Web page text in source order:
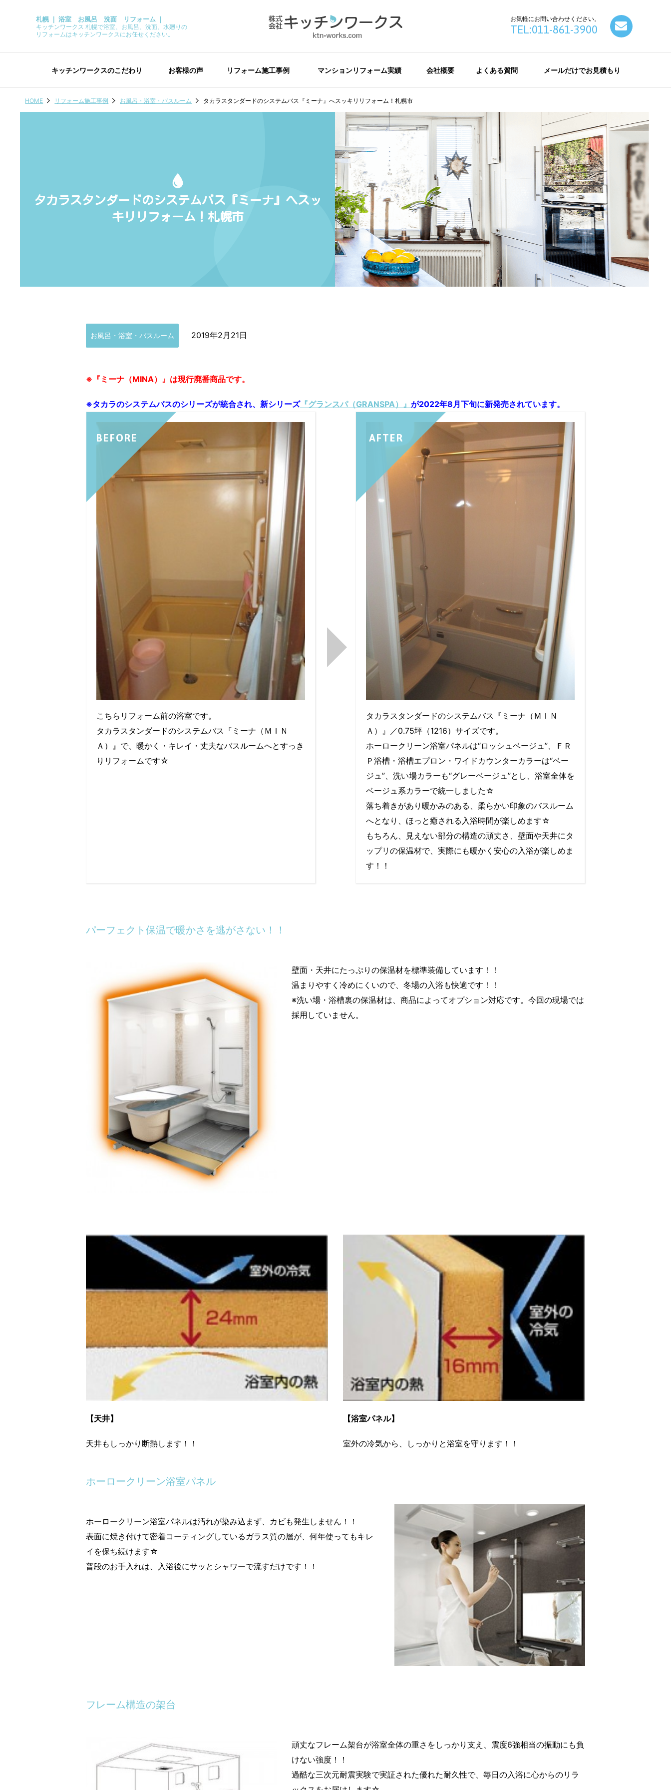
札幌 ｜ 浴室 お風呂 洗面 リフォーム ｜
キッチンワークス 札幌で浴室、お風呂、洗面、水廻りの
リフォームはキッチンワークスにお任せください。
お気軽にお問い合わせください。
TEL:011-861-3900
キッチンワークスのこだわり お客様の声 リフォーム施工事例 マンションリフォーム実績 会社概要 よくある質問 メールだけでお見積もり
HOME リフォーム施工事例 お風呂・浴室・バスルーム タカラスタンダードのシステムバス『ミーナ』へスッキリリフォーム！札幌市
タカラスタンダードのシステムバス『ミーナ』へスッ
キリリフォーム！札幌市
お風呂・浴室・バスルーム 2019年2月21日
※『ミーナ（MINA）』は現行廃番商品です。
※タカラのシステムバスのシリーズが統合され、新シリーズ『グランスパ（GRANSPA）』 が2022年8月下旬に新発売されています。
BEFORE
こちらリフォーム前の浴室です。
タカラスタンダードのシステムバス『ミーナ（ＭＩＮ
Ａ）』で、暖かく・キレイ・丈夫なバスルームへとすっき
りリフォームです☆
AFTER
タカラスタンダードのシステムバス『ミーナ（ＭＩＮ
Ａ）』／0.75坪（1216）サイズです。
ホーロークリーン浴室パネルは“ロッシュベージュ”、ＦＲ
Ｐ浴槽・浴槽エプロン・ワイドカウンターカラーは“ベー
ジュ”、洗い場カラーも“グレーベージュ”とし、浴室全体を
ベージュ系カラーで統一しました☆
落ち着きがあり暖かみのある、柔らかい印象のバスルーム
へとなり、ほっと癒される入浴時間が楽しめます☆
もちろん、見えない部分の構造の頑丈さ、壁面や天井にタ
ップリの保温材で、実際にも暖かく安心の入浴が楽しめま
す！！
パーフェクト保温で暖かさを逃がさない！！
壁面・天井にたっぷりの保温材を標準装備しています！！
温まりやすく冷めにくいので、冬場の入浴も快適です！！
※洗い場・浴槽裏の保温材は、商品によってオプション対応です。今回の現場では
採用していません。
【天井】
天井もしっかり断熱します！！
【浴室パネル】
室外の冷気から、しっかりと浴室を守ります！！
ホーロークリーン浴室パネル
ホーロークリーン浴室パネルは汚れが染み込まず、カビも発生しません！！
表面に焼き付けて密着コーティングしているガラス質の層が、何年使ってもキレ
イを保ち続けます☆
普段のお手入れは、入浴後にサッとシャワーで流すだけです！！
フレーム構造の架台
頑丈なフレーム架台が浴室全体の重さをしっかり支え、震度6強相当の振動にも負
けない強度！！
過酷な三次元耐震実験で実証された優れた耐久性で、毎日の入浴に心からのリラ